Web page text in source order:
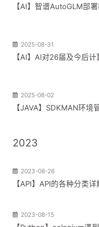
【AI】智谱AutoGLM部
2025-08-31
【AI】AI对26届及今后
2025-08-02
【JAVA】SDKMAN环境
2023
2023-08-26
【API】API的各种分类详
2023-08-15